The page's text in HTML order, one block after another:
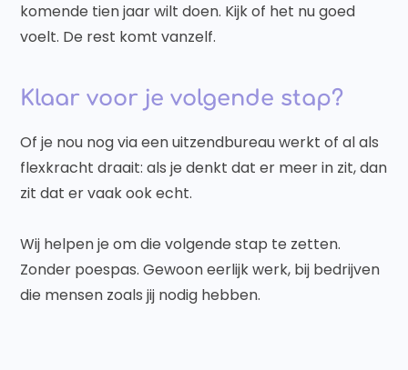
komende tien jaar wilt doen. Kijk of het nu goed
voelt. De rest komt vanzelf.
Klaar voor je volgende stap?
Of je nou nog via een uitzendbureau werkt of al als
flexkracht draait: als je denkt dat er meer in zit, dan
zit dat er vaak ook echt.
Wij helpen je om die volgende stap te zetten.
Zonder poespas. Gewoon eerlijk werk, bij bedrijven
die mensen zoals jij nodig hebben.